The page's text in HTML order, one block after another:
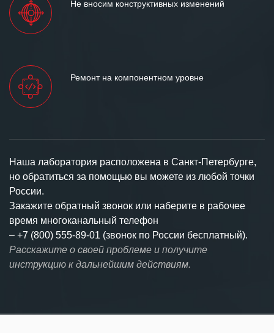
Не вносим конструктивных изменений
Ремонт на компонентном уровне
Наша лаборатория расположена в Санкт-Петербурге,
но обратиться за помощью вы можете из любой точки
России.
Закажите обратный звонок или наберите в рабочее
время многоканальный телефон
– +7 (800) 555-89-01 (звонок по России бесплатный).
Расскажите о своей проблеме и получите
инструкцию к дальнейшим действиям.